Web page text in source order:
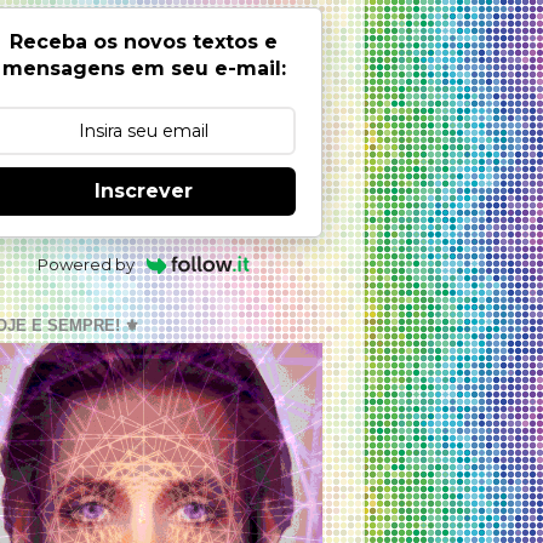
Receba os novos textos e
mensagens em seu e-mail:
Inscrever
Powered by
E SEMPRE! ⚜️